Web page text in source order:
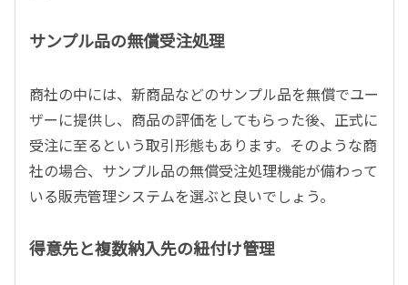
サンプル品の無償受注処理
商社の中には、新商品などのサンプル品を無償でユー
ザーに提供し、商品の評価をしてもらった後、正式に
受注に至るという取引形態もあります。そのような商
社の場合、サンプル品の無償受注処理機能が備わって
いる販売管理システムを選ぶと良いでしょう。
得意先と複数納入先の紐付け管理